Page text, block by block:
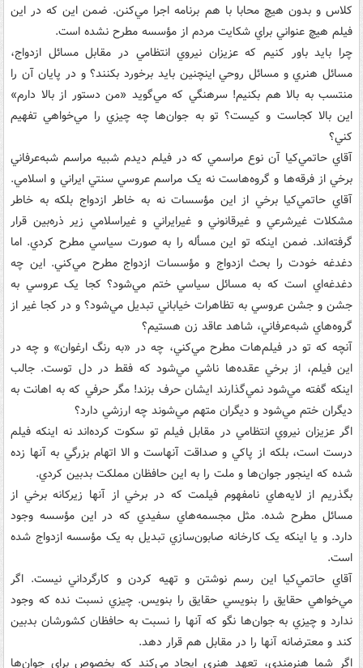
کلاس و بدون هيچ محابا با هم برنامه اجرا مي‌کنن. ضمن اين که در اين
فيلم هيچ عنواني براي شکايت مردم از مؤسسه مطرح نشده است.
چرا بايد باور کنيم که عزيزان نيروي انتظامي در مقابل مسائل ازدواج،
مسائل هنري و مسائل روحي اينچنين بايد برخورد بکنند؟ و در پايان آن را
منتسب به بالا هم بکنيم! سرهنگي که مي‌گويد «من دستور از بالا دارم»
اين بالا کجاست و کيست؟ تو به جوان‌ها چه چيزي را مي‌خواهي تفهيم
کني؟
آقاي حاتمي‌کيا آن نوع مراسمي که در فيلم ديدم شبيه مراسم شبه‌عرفاني
برخي از فرقه‌ها و گروه‌هاست نه يک مراسم عروسي سنتي ايراني و اسلامي.
آقاي حاتمي‌کيا برخي از اين مؤسسات نه به خاطر ازدواج بلکه به خاطر
مشکلات غيرشرعي و غيرقانوني و غيرايراني و غيراسلامي زير ذره‌بين قرار
گرفته‌اند. ضمن اينکه تو اين مسأله را به صورت سياسي مطرح کردي. اما
دغدغه خودت را بحث ازدواج و مؤسسات ازدواج مطرح مي‌کني. اين چه
دغدغه‌اي است که به مسائل سياسي ختم مي‌شود؟ کجا يک عروسي به
جشن و جشن عروسي به تظاهرات خياباني تبديل مي‌شود؟ و در کجا غير از
گروه‌هاي شبه‌عرفاني، شاهد عاقد زن هستيم؟
آنچه که تو در فيلم‌هات مطرح مي‌کني، چه در «به رنگ ارغوان» و چه در
اين فيلم، از برخي عقده‌ها ناشي مي‌‌شود که فقط در دل توست. جالب
اينکه گفته مي‌شود نمي‌گذارند ايشان حرف بزند! مگر حرفي که به اهانت به
ديگران ختم مي‌شود و ديگران متهم مي‌شوند چه ارزشي دارد؟
اگر عزيزان نيروي انتظامي در مقابل فيلم تو سکوت کرده‌اند نه اينکه فيلم
درست است، بلکه از پاکي و صداقت آنهاست و الا اتهام بزرگي به آنها زده
شده که اينجور جوان‌ها و ملت را به اين حافظان مملکت بدبين کردي.
بگذريم از لايه‌هاي نامفهوم فيلمت که در برخي از آنها زيرکانه برخي از
مسائل مطرح شده. مثل مجسمه‌هاي سفيدي که در اين مؤسسه وجود
دارد. و يا اينکه يک کارخانه صابون‌سازي تبديل به يک مؤسسه ازدواج شده
است.
آقاي حاتمي‌کيا اين رسم نوشتن و تهيه کردن و کارگرداني نيست. اگر
مي‌خواهي حقايق را بنويسي حقايق را بنويس. چيزي نسبت نده که وجود
ندارد و چيزي به جوان‌ها نگو که آنها را نسبت به حافظان کشورشان بدبين
کند و معترضانه آنها را در مقابل هم قرار دهد.
اگر شما هنرمندي، تعهد هنري ايجاد مي‌کند که بخصوص براي جوان‌ها